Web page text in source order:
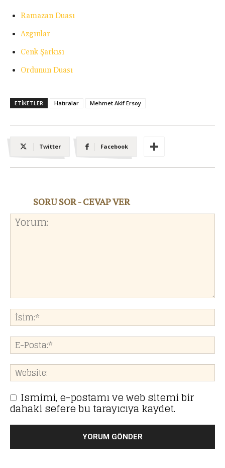
Ramazan Duası
Azgınlar
Cenk Şarkısı
Ordunun Duası
ETIKETLER Hatıralar Mehmet Akif Ersoy
Twitter Facebook
SORU SOR - CEVAP VER
Ismimi, e-postamı ve web sitemi bir
dahaki sefere bu tarayıcıya kaydet.